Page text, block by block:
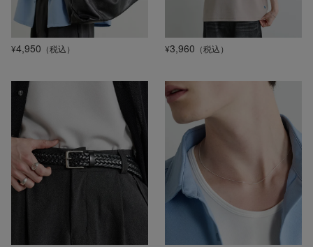
¥4,950 （税込） ¥3,960 （税込）